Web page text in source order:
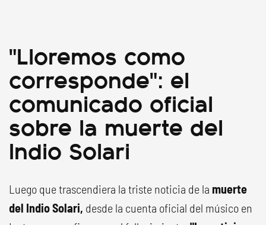
"Lloremos como
corresponde": el
comunicado oficial
sobre la muerte del
Indio Solari
Luego que trascendiera la triste noticia de la muerte
del Indio Solari, desde la cuenta oficial del músico en